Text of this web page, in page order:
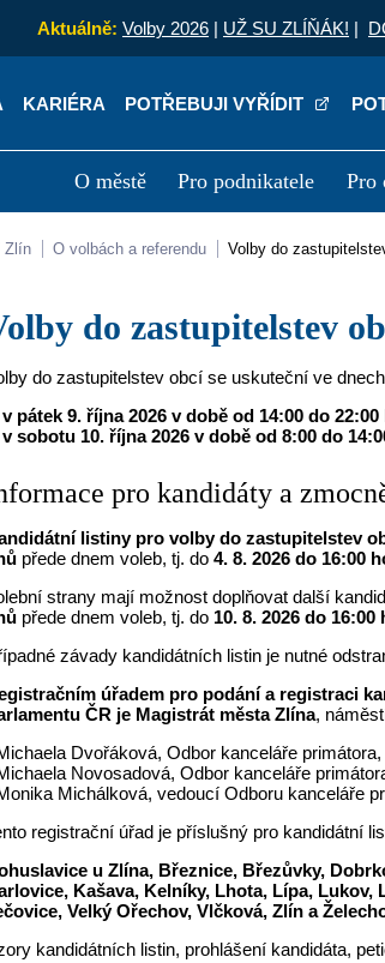
Aktuálně: Volby 2026 | UŽ SU ZLÍŇÁK! |
KARIÉRA POTŘEBUJI VYŘÍDIT
O městě Pro podnikatele Pro
deska Kariéra
Zlín O volbách a referendu Volby do
Volby do zastupitelstev
do zastupitelstev obcí se uskuteční ve
v pátek 9. října 2026 v době od 14:00 do 22:00
v sobotu 10. října 2026 v době od 8:00 do
pro kandidáty a
listiny pro volby do zastupitelstev
přede dnem voleb, tj. do4. 8. 2026 do 16:00
strany mají možnost doplňovat další
přede dnem voleb, tj. do 10. 8. 2026 do 16:00
závady kandidátních listin je nutné
úřadem pro podání a registraci
ČR je Magistrát města Zlína,
Dvořáková, Odbor kanceláře
Novosadová, Odbor kanceláře
Michálková, vedoucí Odboru kanceláře
registrační úřad je příslušný pro kandidátní
u Zlína, Březnice, Březůvky,
Kašava, Kelníky, Lhota, Lípa,
Velký Ořechov, Vlčková, Zlín a
kandidátních listin, prohlášení kandidáta,